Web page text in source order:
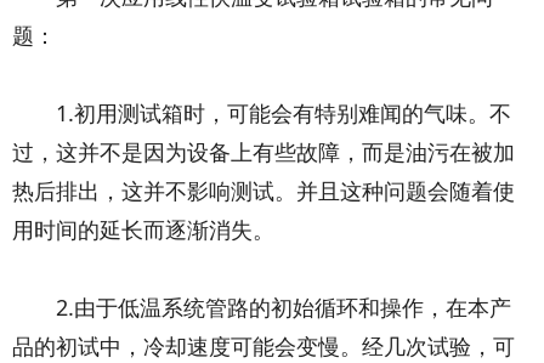
题：
1.初用测试箱时，可能会有特别难闻的气味。不
过，这并不是因为设备上有些故障，而是油污在被加
热后排出，这并不影响测试。并且这种问题会随着使
用时间的延长而逐渐消失。
2.由于低温系统管路的初始循环和操作，在本产
品的初试中，冷却速度可能会变慢。经几次试验，可